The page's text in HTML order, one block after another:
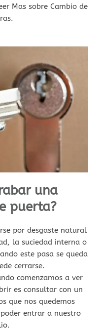
Mas sobre Cambio de
una
puerta?
por desgaste natural
la suciedad interna o
este pasa se queda
cerrarse.
comenzamos a ver
es consultar con un
que nos quedemos
entrar a nuestro